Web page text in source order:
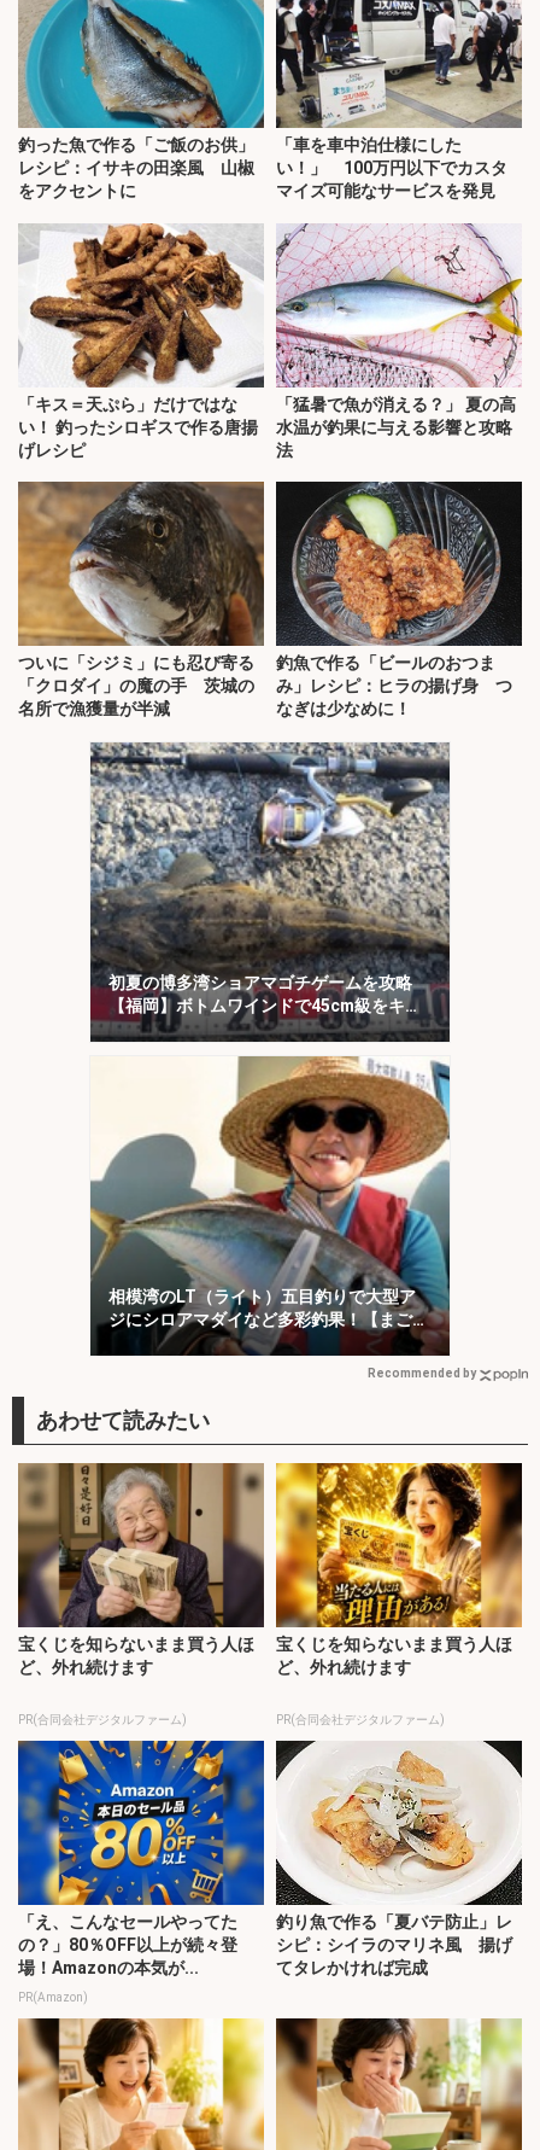
釣った魚で作る「ご飯のお供」
レシピ：イサキの田楽風 山椒
をアクセントに
「車を車中泊仕様にした
い！」 100万円以下でカスタ
マイズ可能なサービスを発見
「キス＝天ぷら」だけではな
い！ 釣ったシロギスで作る唐揚
げレシピ
「猛暑で魚が消える？」 夏の高
水温が釣果に与える影響と攻略
法
ついに「シジミ」にも忍び寄る
「クロダイ」の魔の手 茨城の
名所で漁獲量が半減
釣魚で作る「ビールのおつま
み」レシピ：ヒラの揚げ身 つ
なぎは少なめに！
初夏の博多湾ショアマゴチゲームを攻略
【福岡】ボトムワインドで45cm級をキャ
ッチ！
相模湾のLT（ライト）五目釣りで大型ア
ジにシロアマダイなど多彩釣果！【まごう
の丸】
Recommended by
宝くじを知らないまま買う人ほ
ど、外れ続けます
PR(合同会社デジタルファーム)
宝くじを知らないまま買う人ほ
ど、外れ続けます
PR(合同会社デジタルファーム)
「え、こんなセールやってた
の？」80％OFF以上が続々登
場！Amazonの本気が...
PR(Amazon)
釣り魚で作る「夏バテ防止」レ
シピ：シイラのマリネ風 揚げ
てタレかければ完成